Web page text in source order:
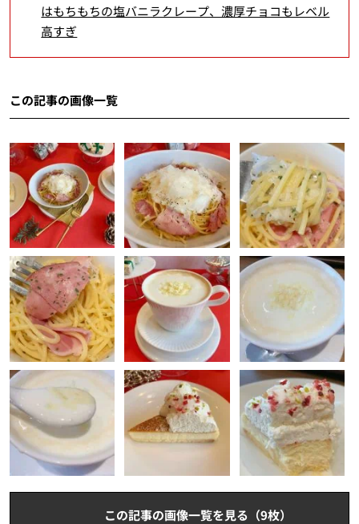
はもちもちの塩バニラクレープ、濃厚チョコもレベル
高すぎ
この記事の画像一覧
この記事の画像一覧を見る（9枚）